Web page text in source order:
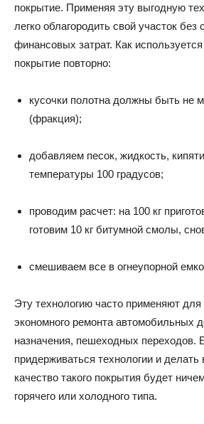
покрытие. Применяя эту выгодную
легко облагородить свой участок без
финансовых затрат. Как
покрытие повторно:
кусочки полотна должны быть не
(фракция);
добавляем песок, жидкость,
температуры 100 градусов;
проводим расчет: на 100 кг
готовим 10 кг битумной смолы,
смешиваем все в огнеупорной
Эту технологию часто применяют для
экономного ремонта автомобильных
назначения, пешеходных переходов.
придерживаться технологии и делать
качество такого покрытия будет
горячего или холодного типа.